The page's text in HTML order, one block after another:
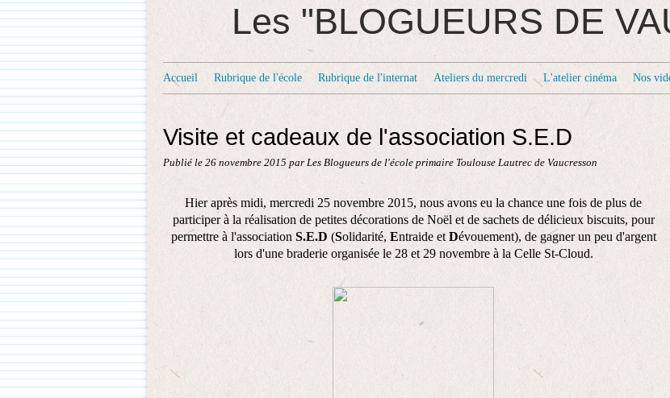
Les "BLOGUEURS DE
Accueil Rubrique de l'école Rubrique de l'internat Ateliers du mercredi L'atelier cinéma Nos
Visite et cadeaux de l'association S.E.D
Publié le 26 novembre 2015 par Les Blogueurs de l'école primaire Toulouse Lautrec de Vaucresson
Hier après midi, mercredi 25 novembre 2015, nous avons eu la chance une fois de plus de
participer à la réalisation de petites décorations de Noël et de sachets de délicieux biscuits, pour
permettre à l'association S.E.D (Solidarité, Entraide et Dévouement), de gagner un peu d'argent
lors d'une braderie organisée le 28 et 29 novembre à la Celle St-Cloud.